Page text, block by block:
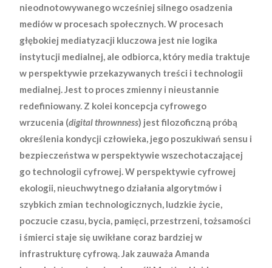
nieodnotowywanego wcześniej silnego osadzenia
mediów w procesach społecznych. W procesach
głębokiej mediatyzacji kluczowa jest nie logika
instytucji medialnej, ale odbiorca, który media traktuje
w perspektywie przekazywanych treści i technologii
medialnej. Jest to proces zmienny i nieustannie
redefiniowany. Z kolei koncepcja cyfrowego
wrzucenia (digital thrownness) jest filozoficzną próbą
określenia kondycji człowieka, jego poszukiwań sensu i
bezpieczeństwa w perspektywie wszechotaczającej
go technologii cyfrowej. W perspektywie cyfrowej
ekologii, nieuchwytnego działania algorytmów i
szybkich zmian technologicznych, ludzkie życie,
poczucie czasu, bycia, pamięci, przestrzeni, tożsamości
i śmierci staje się uwikłane coraz bardziej w
infrastrukturę cyfrową. Jak zauważa Amanda